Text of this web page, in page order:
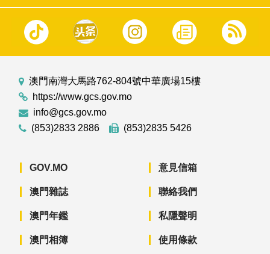
澳門南灣大馬路762-804號中華廣場15樓
https://www.gcs.gov.mo
info@gcs.gov.mo
(853)2833 2886
(853)2835 5426
GOV.MO
澳門雜誌
澳門年鑑
澳門相簿
意見信箱
聯絡我們
私隱聲明
使用條款